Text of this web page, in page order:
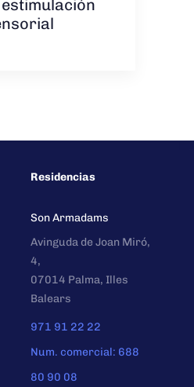
Residencias
Son Armadams
Avinguda de Joan Miró,
4,
07014 Palma, Illes
Balears
971 91 22 22
Num. comercial: 688
80 90 08